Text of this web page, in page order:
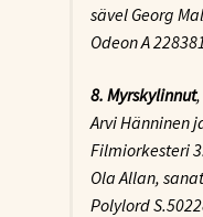
sävel Georg
Odeon A
8. Myrskylinnut
Arvi Hänninen
Filmiorkesteri
Ola Allan,
Polylord